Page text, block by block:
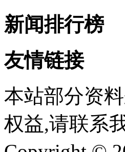
新闻排行榜
友情链接
本站部分资
权益,请联系